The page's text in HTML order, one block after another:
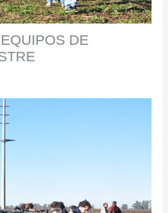
DE